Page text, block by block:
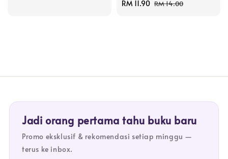
Sale
RM 11.90 Regular
RM 14.00
Jadi orang pertama tahu buku baru
Promo eksklusif & rekomendasi setiap minggu —
terus ke inbox.